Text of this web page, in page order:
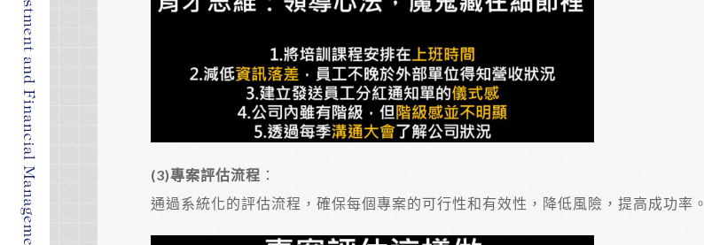
(3)專案評估流程 ：
通過系統化的評估流程，確保每個專案的可行性和有效性，降低風險，提高成功率。